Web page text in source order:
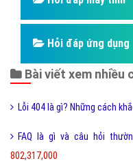
Hỏi đáp ứng dụng
Bài viết xem nhiều
Lỗi 404 là gì? Những cách
FAQ là gì và câu hỏi
802,317,000